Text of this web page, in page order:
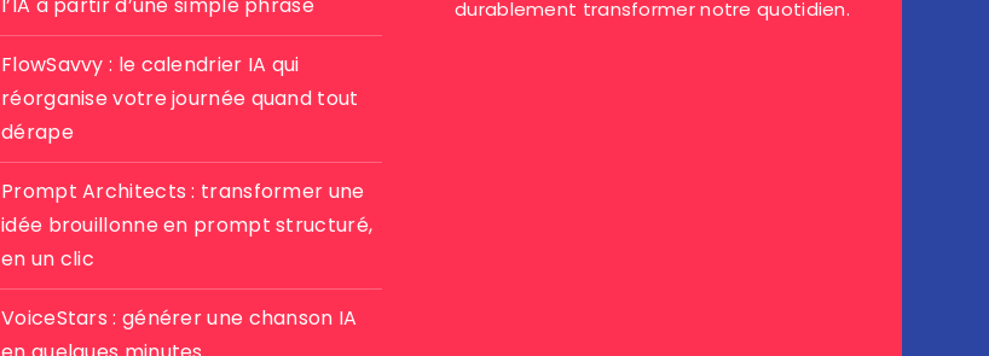
l’IA à partir d’une simple phrase
FlowSavvy : le calendrier IA qui
réorganise votre journée quand tout
dérape
Prompt Architects : transformer une
idée brouillonne en prompt structuré,
en un clic
VoiceStars : générer une chanson IA
durablement transformer notre quotidien.